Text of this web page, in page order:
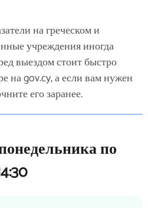
на греческом и
учреждения иногда
выездом стоит быстро
на gov.cy, а если вам нужен
его заранее.
по